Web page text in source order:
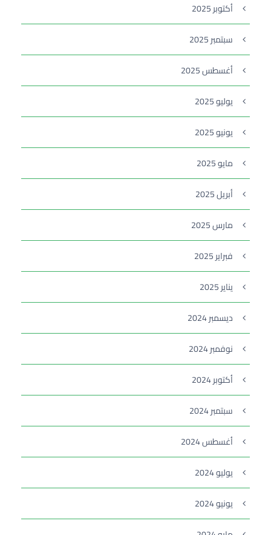
أكتوبر 2025
سبتمبر 2025
أغسطس 2025
يوليو 2025
يونيو 2025
مايو 2025
أبريل 2025
مارس 2025
فبراير 2025
يناير 2025
ديسمبر 2024
نوفمبر 2024
أكتوبر 2024
سبتمبر 2024
أغسطس 2024
يوليو 2024
يونيو 2024